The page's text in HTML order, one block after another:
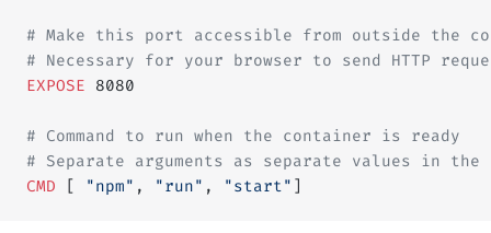
# Make this port accessible from outside the
# Necessary for your browser to send HTTP
EXPOSE 8080
# Command to run when the container is ready
# Separate arguments as separate values in the
CMD [ "npm" , "run" , "start" ]